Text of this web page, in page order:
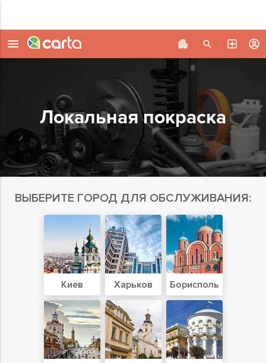
Локальная покраска
ВЫБЕРИТЕ ГОРОД ДЛЯ ОБСЛУЖИВАНИЯ:
Киев Харьков Борисполь